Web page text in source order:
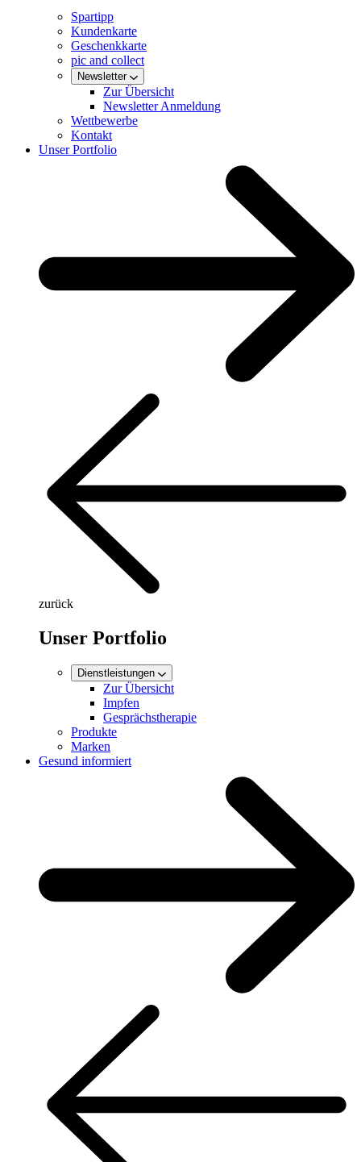
Spartipp
Kundenkarte
Geschenkkarte
pic and collect
Newsletter
Zur Übersicht
Newsletter Anmeldung
Wettbewerbe
Kontakt
Unser Portfolio
zurück
Unser Portfolio
Dienstleistungen
Zur Übersicht
Impfen
Gesprächstherapie
Produkte
Marken
Gesund informiert